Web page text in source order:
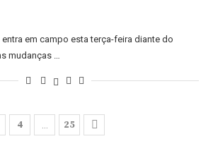
em campo esta terça-feira diante do
mudanças …
4 25